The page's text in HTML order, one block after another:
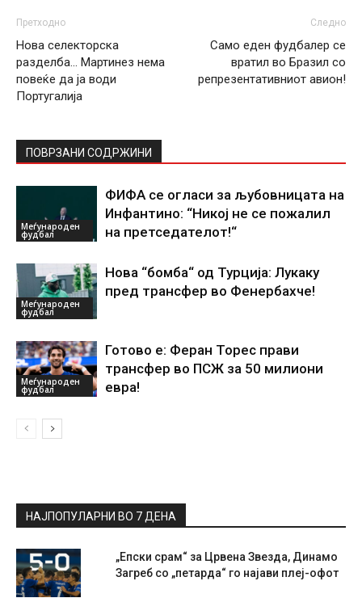
Претходно
Нова селекторска
разделба… Мартинез нема
повеќе да ја води
Португалија
Следно
Само еден фудбалер се
вратил во Бразил со
репрезентативниот авион!
ПОВРЗАНИ СОДРЖИНИ
Меѓународен
фудбал
ФИФА се огласи за љубовницата на
Инфантино: “Никој не се пожалил
на претседателот!“
Меѓународен
фудбал
Нова “бомба“ од Турција: Лукаку
пред трансфер во Фенербахче!
Меѓународен
фудбал
Готово е: Феран Торес прави
трансфер во ПСЖ за 50 милиони
евра!
НАЈПОПУЛАРНИ ВО 7 ДЕНА
„Епски срам“ за Црвена Звезда, Динамо
Загреб со „петарда“ го најави плеј-офот